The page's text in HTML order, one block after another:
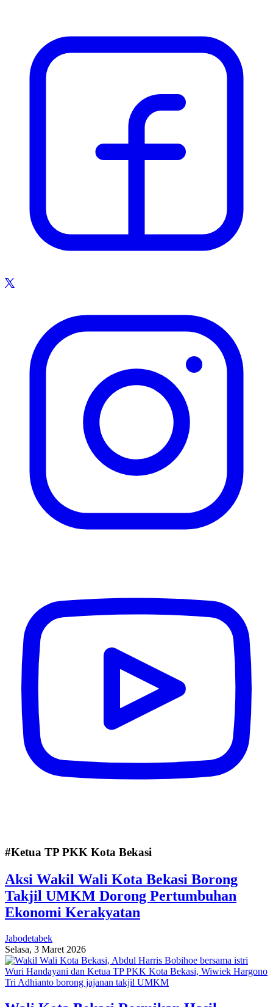
#Ketua TP PKK Kota Bekasi
Aksi Wakil Wali Kota Bekasi Borong
Takjil UMKM Dorong Pertumbuhan
Ekonomi Kerakyatan
Jabodetabek
Selasa, 3 Maret 2026